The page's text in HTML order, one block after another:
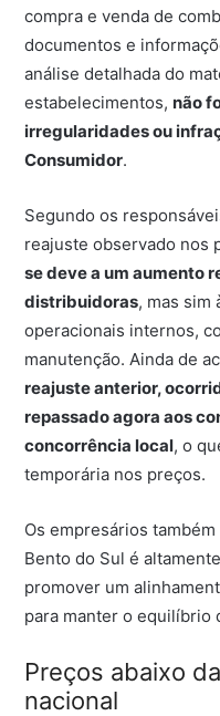
compra e venda de
documentos e
análise detalhada do
estabelecimentos, não
irregularidades ou
Consumidor.
Segundo os
reajuste observado nos
se deve a um aumento
distribuidoras, mas sim
operacionais internos,
manutenção. Ainda de
reajuste anterior,
repassado agora aos
concorrência local, o
temporária nos preços.
Os empresários
Bento do Sul é
promover um
para manter o equilíbrio
Preços abaixo
nacional